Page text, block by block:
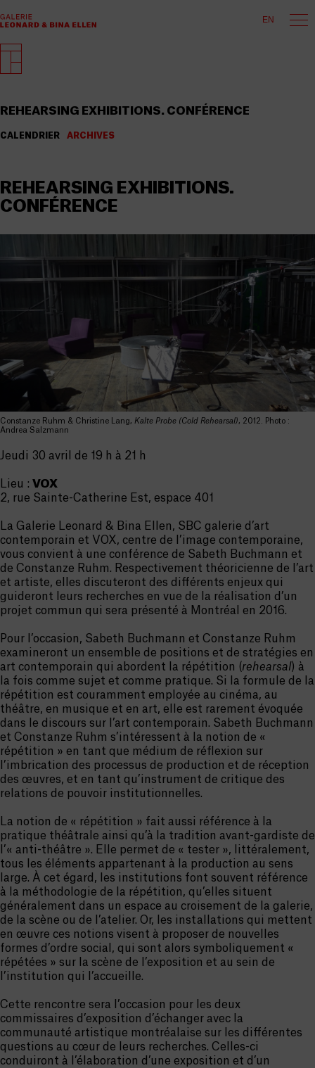
EN
REHEARSING EXHIBITIONS. CONFÉRENCE
CALENDRIER ARCHIVES
REHEARSING EXHIBITIONS.
CONFÉRENCE
Constanze Ruhm & Christine Lang, Kalte Probe (Cold Rehearsal), 2012. Photo :
Andrea Salzmann
Jeudi 30 avril de 19 h à 21 h
Lieu : VOX
2, rue Sainte-Catherine Est, espace 401
La Galerie Leonard & Bina Ellen, SBC galerie d’art
contemporain et VOX, centre de l’image contemporaine,
vous convient à une conférence de Sabeth Buchmann et
de Constanze Ruhm. Respectivement théoricienne de l’art
et artiste, elles discuteront des différents enjeux qui
guideront leurs recherches en vue de la réalisation d’un
projet commun qui sera présenté à Montréal en 2016.
Pour l’occasion, Sabeth Buchmann et Constanze Ruhm
examineront un ensemble de positions et de stratégies en
art contemporain qui abordent la répétition (rehearsal) à
la fois comme sujet et comme pratique. Si la formule de la
répétition est couramment employée au cinéma, au
théâtre, en musique et en art, elle est rarement évoquée
dans le discours sur l’art contemporain. Sabeth Buchmann
et Constanze Ruhm s’intéressent à la notion de «
répétition » en tant que médium de réflexion sur
l’imbrication des processus de production et de réception
des œuvres, et en tant qu’instrument de critique des
relations de pouvoir institutionnelles.
La notion de « répétition » fait aussi référence à la
pratique théâtrale ainsi qu’à la tradition avant-gardiste de
l’« anti-théâtre ». Elle permet de « tester », littéralement,
tous les éléments appartenant à la production au sens
large. À cet égard, les institutions font souvent référence
à la méthodologie de la répétition, qu’elles situent
généralement dans un espace au croisement de la galerie,
de la scène ou de l’atelier. Or, les installations qui mettent
en œuvre ces notions visent à proposer de nouvelles
formes d’ordre social, qui sont alors symboliquement «
répétées » sur la scène de l’exposition et au sein de
l’institution qui l’accueille.
Cette rencontre sera l’occasion pour les deux
commissaires d’exposition d’échanger avec la
communauté artistique montréalaise sur les différentes
questions au cœur de leurs recherches. Celles-ci
conduiront à l’élaboration d’une exposition et d’un